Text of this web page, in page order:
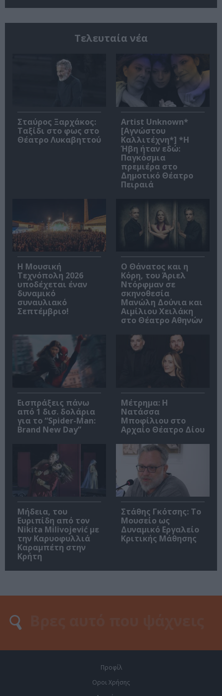
Τελευταία νέα
Σταύρος Ξαρχάκος:
Ταξίδι στο φως στο
Θέατρο Λυκαβηττού
Artist Unknown*
[Αγνώστου
Καλλιτέχνη*] *Η
Ήβη ήταν εδώ:
Παγκόσμια
πρεμιέρα στο
Δημοτικό Θέατρο
Πειραιά
Η Μουσική
Τεχνόπολη 2026
υποδέχεται έναν
δυναμικό
συναυλιακό
Σεπτέμβριο!
Ο Θάνατος και η
Κόρη, του Άριελ
Ντόρφμαν σε
σκηνοθεσία
Μανώλη Δούνια και
Αιμίλιου Χειλάκη
στο Θέατρο Αθηνών
Εισπράξεις πάνω
από 1 δισ. δολάρια
για το “Spider-Man:
Brand New Day”
Μέτρημα: Η
Νατάσσα
Μποφίλιου στο
Αρχαίο Θέατρο Δίου
Μήδεια, του
Ευριπίδη από τον
Nikita Milivojević με
την Καρυοφυλλιά
Καραμπέτη στην
Κρήτη
Στάθης Γκότσης: Το
Μουσείο ως
Δυναμικό Εργαλείο
Κριτικής Μάθησης
Προφίλ
Οροι Χρήσης